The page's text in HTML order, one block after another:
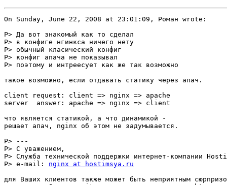
On Sunday, June 22, 2008 at 23:01:09, Роман wrote:
Р> Да вот знакомый как то сделал
Р> в конфиге нгинкса ничего нету
Р> обычный класический конфиг
Р> конфиг апача не показывал
Р> поэтому и интреесует как же так возможно
такое возможно, если отдавать статику через апач.
client request: client => nginx => apache
server  answer: apache => nginx => client
что является статикой, а что динамикой -
решает апач, nginx об этом не задумывается.
Р> ---
Р> С уважением,
Р> Служба технической поддержки интернет-компании
Р> e-mail: nginx at hostimsya.ru
для Ваших клиентов также может быть неприятным